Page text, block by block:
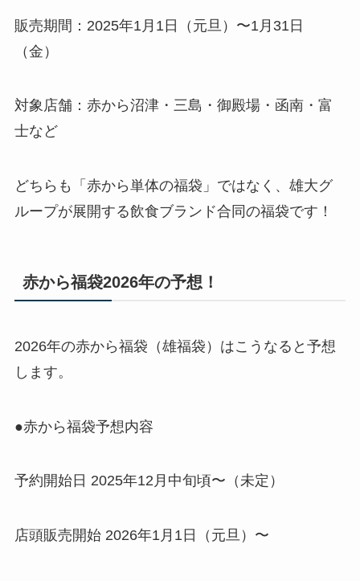
販売期間：2025年1月1日（元旦）〜1月31日
（金）
対象店舗：赤から沼津・三島・御殿場・函南・富
士など
どちらも「赤から単体の福袋」ではなく、雄大グ
ループが展開する飲食ブランド合同の福袋です！
赤から福袋2026年の予想！
2026年の赤から福袋（雄福袋）はこうなると予想
します。
●赤から福袋予想内容
予約開始日 2025年12月中旬頃〜（未定）
店頭販売開始 2026年1月1日（元旦）〜